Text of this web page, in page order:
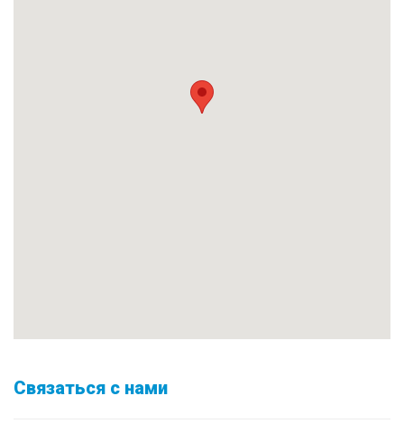
Связаться с нами